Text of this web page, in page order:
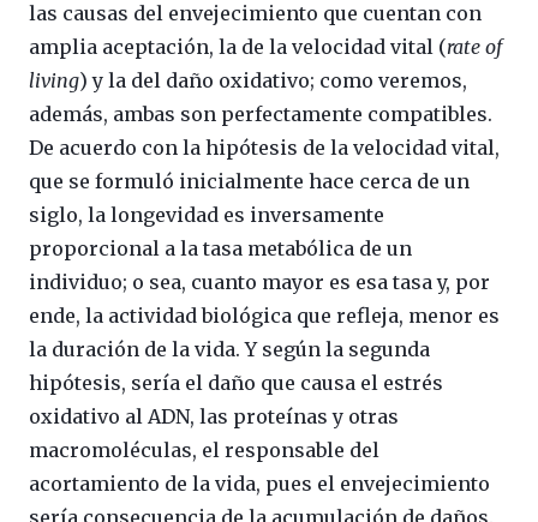
las causas del envejecimiento que cuentan con
amplia aceptación, la de la velocidad vital (rate of
living) y la del daño oxidativo; como veremos,
además, ambas son perfectamente compatibles.
De acuerdo con la hipótesis de la velocidad vital,
que se formuló inicialmente hace cerca de un
siglo, la longevidad es inversamente
proporcional a la tasa metabólica de un
individuo; o sea, cuanto mayor es esa tasa y, por
ende, la actividad biológica que refleja, menor es
la duración de la vida. Y según la segunda
hipótesis, sería el daño que causa el estrés
oxidativo al ADN, las proteínas y otras
macromoléculas, el responsable del
acortamiento de la vida, pues el envejecimiento
sería consecuencia de la acumulación de daños.